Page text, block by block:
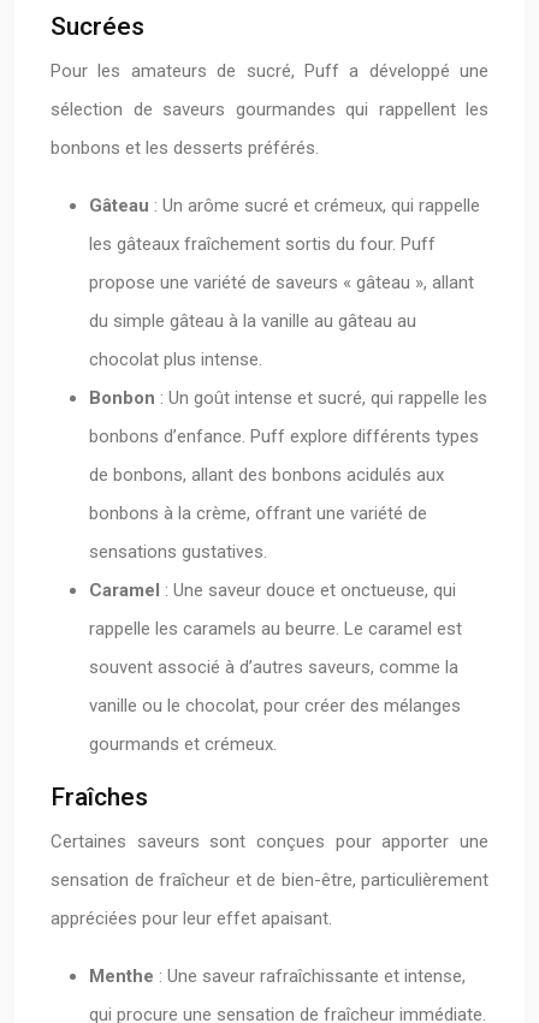
Sucrées
Pour les amateurs de sucré, Puff a développé une
sélection de saveurs gourmandes qui rappellent les
bonbons et les desserts préférés.
Gâteau : Un arôme sucré et crémeux, qui rappelle
les gâteaux fraîchement sortis du four. Puff
propose une variété de saveurs « gâteau », allant
du simple gâteau à la vanille au gâteau au
chocolat plus intense.
Bonbon : Un goût intense et sucré, qui rappelle les
bonbons d’enfance. Puff explore différents types
de bonbons, allant des bonbons acidulés aux
bonbons à la crème, offrant une variété de
sensations gustatives.
Caramel : Une saveur douce et onctueuse, qui
rappelle les caramels au beurre. Le caramel est
souvent associé à d’autres saveurs, comme la
vanille ou le chocolat, pour créer des mélanges
gourmands et crémeux.
Fraîches
Certaines saveurs sont conçues pour apporter une
sensation de fraîcheur et de bien-être, particulièrement
appréciées pour leur effet apaisant.
Menthe : Une saveur rafraîchissante et intense,
qui procure une sensation de fraîcheur immédiate.